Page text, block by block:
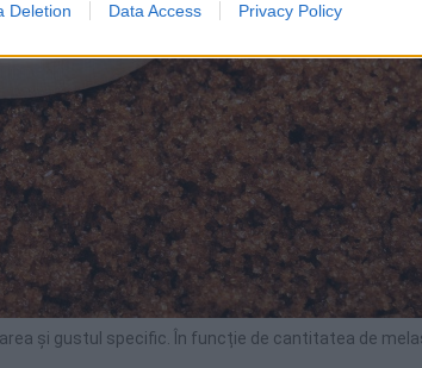
Deletion Data Access Privacy Policy
și gustul specific. În funcție de cantitatea de